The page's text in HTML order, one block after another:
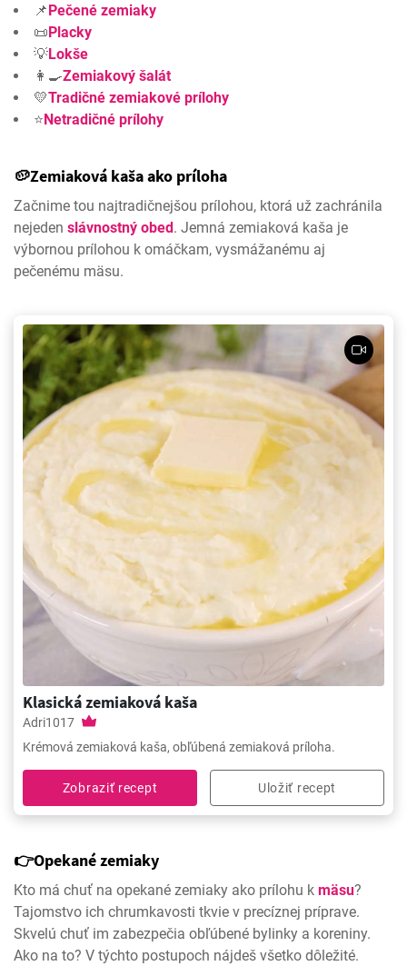
📌Pečené zemiaky
📜Placky
💡Lokše
👩‍🍳Zemiakový šalát
💛Tradičné zemiakové prílohy
⭐Netradičné prílohy
🥔Zemiaková kaša ako príloha
Začnime tou najtradičnejšou prílohou, ktorá už zachránila
nejeden slávnostný obed. Jemná zemiaková kaša je
výbornou prílohou k omáčkam, vysmážanému aj
pečenému mäsu.
Klasická zemiaková kaša
Adri1017
Krémová zemiaková kaša, obľúbená zemiaková príloha.
Zobraziť recept Uložiť recept
👉Opekané zemiaky
Kto má chuť na opekané zemiaky ako prílohu k mäsu?
Tajomstvo ich chrumkavosti tkvie v precíznej príprave.
Skvelú chuť im zabezpečia obľúbené bylinky a koreniny.
Ako na to? V týchto postupoch nájdeš všetko dôležité.